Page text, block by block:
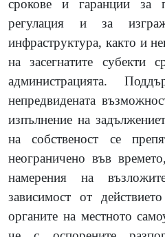
срокове и гаранции за
регулация и за
инфраструктура, както и
на засегнатите субекти
администрацията.
непредвидената
изпълнение на
на собственост се
неограничено във
намерения на
зависимост от
органите на местното